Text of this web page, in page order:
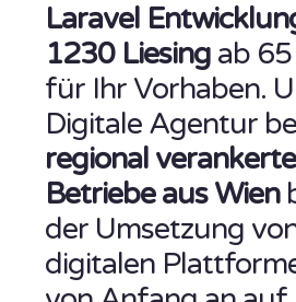
Laravel
1230 Liesing ab
für Ihr Vorhaben.
Digitale Agentur
regional verankerte
Betriebe aus Wien
der Umsetzung
digitalen